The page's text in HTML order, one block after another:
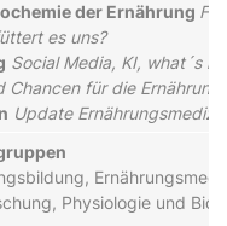
der Er­nähr­ung
es uns?
Social Media, KI, what´s
Chancen für die
Update Ernährungsmedizin
Phy­si­o­lo­gie und